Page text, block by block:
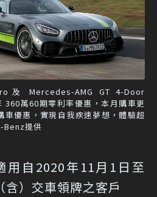
及 Mercedes-AMG GT 4-Door
萬60期零利率優惠，本月購車更
車優惠，實現自我疾速夢想，體驗超
Benz提供
用自2020年11月1日至
）交車領牌之客戶